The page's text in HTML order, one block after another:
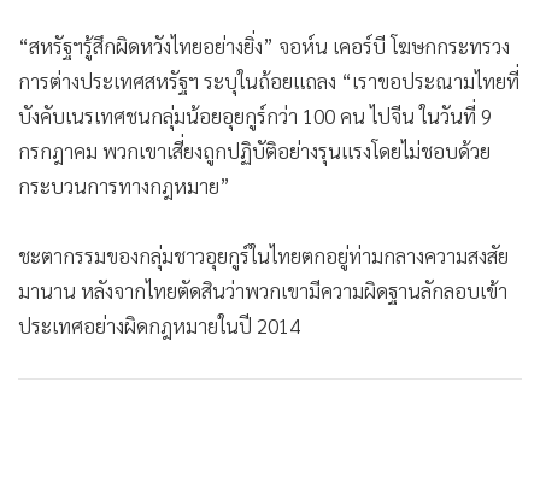
หุ้น
อินโดจีน
•
กองทุนรวม
• Celeb Online
• Factcheck
• News1
• Gotomanager
“สหรัฐฯรู้สึกผิดหวังไทยอย่างยิ่ง” จอห์น เคอร์บี โฆษกกระทรวง
การต่างประเทศสหรัฐฯ ระบุในถ้อยแถลง “เราขอประณามไทยที่
บังคับเนรเทศชนกลุ่มน้อยอุยกูร์กว่า 100 คน ไปจีน ในวันที่ 9
กรกฎาคม พวกเขาเสี่ยงถูกปฏิบัติอย่างรุนแรงโดยไม่ชอบด้วย
กระบวนการทางกฎหมาย”
ชะตากรรมของกลุ่มชาวอุยกูร์ในไทยตกอยู่ท่ามกลางความสงสัย
มานาน หลังจากไทยตัดสินว่าพวกเขามีความผิดฐานลักลอบเข้า
ประเทศอย่างผิดกฎหมายในปี 2014